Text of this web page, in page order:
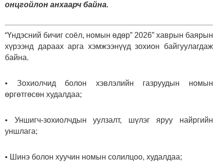
онцгойлон анхаарч байна.
“Үндэсний бичиг соёл, номын өдөр” 2026” хаврын баярын
хүрээнд дараах арга хэмжээнүүд зохион байгуулагдаж
байна.
• Зохиолчид болон хэвлэлийн газруудын номын
өргөтгөсөн худалдаа;
• Уншигч-зохиолчдын уулзалт, шүлэг яруу найргийн
уншлага;
• Шинэ болон хуучин номын солилцоо, худалдаа;